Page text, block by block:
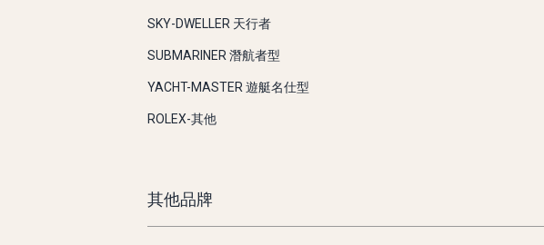
SKY-DWELLER 天行者
SUBMARINER 潛航者型
YACHT-MASTER 遊艇名仕型
ROLEX-其他
其他品牌